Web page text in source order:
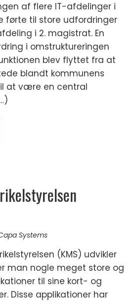
af flere IT-afdelinger i
førte til store udfordringer
i 2. magistrat. En
i omstruktureringen
blev flyttet fra at
blandt kommunens
at være en central
Systems
(KMS) udvikler
man nogle meget store og
til sine kort- og
Disse applikationer har